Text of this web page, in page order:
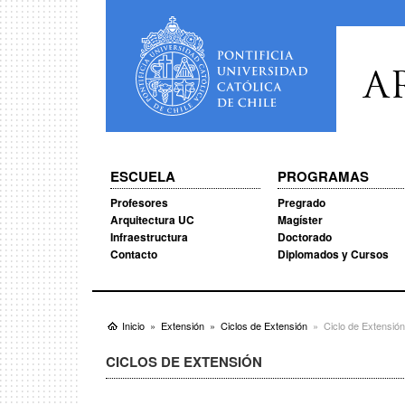
ESCUELA
Profesores
Arquitectura UC
Infraestructura
Contacto
PROGRAMAS
Pregrado
Magíster
Doctorado
Diplomados y Cursos
Inicio Extensión Ciclos de Extensión Ciclo de
CICLOS DE EXTENSIÓN